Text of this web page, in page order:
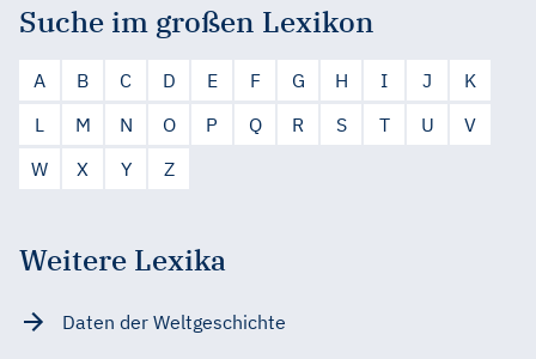
Suche im großen Lexikon
A B C D E F G H I J
K
L
M N O P Q R S T U
V
W
X Y Z
Weitere Lexika
Daten der Weltgeschichte